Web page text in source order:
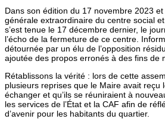
Dans son édition du 17 novembre 2023 et
générale extraordinaire du centre social
s’est tenue le 17 décembre dernier, le
l’écho de la fermeture de ce centre.
détournée par un élu de l’opposition
ajoutée des propos erronés à des fins de
Rétablissons la vérité : lors de cette
plusieurs reprises que le Maire avait reçu
échanger et qu’ils se réuniraient à
les services de l’État et la CAF afin de
d’avenir pour les habitants du quartier.